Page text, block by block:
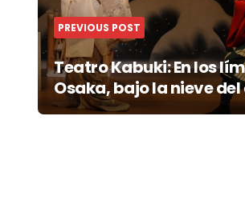
PREVIOUS POST
Teatro Kabuki: En los
Osaka, bajo la nieve